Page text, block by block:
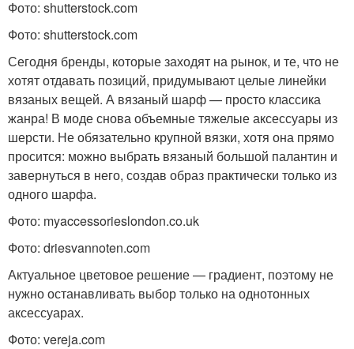
Фото: shutterstock.com
Фото: shutterstock.com
Сегодня бренды, которые заходят на рынок, и те, что не
хотят отдавать позиций, придумывают целые линейки
вязаных вещей. А вязаный шарф — просто классика
жанра! В моде снова объемные тяжелые аксессуары из
шерсти. Не обязательно крупной вязки, хотя она прямо
просится: можно выбрать вязаный большой палантин и
завернуться в него, создав образ практически только из
одного шарфа.
Фото: myaccessorieslondon.co.uk
Фото: driesvannoten.com
Актуальное цветовое решение — градиент, поэтому не
нужно останавливать выбор только на однотонных
аксессуарах.
Фото: vereja.com